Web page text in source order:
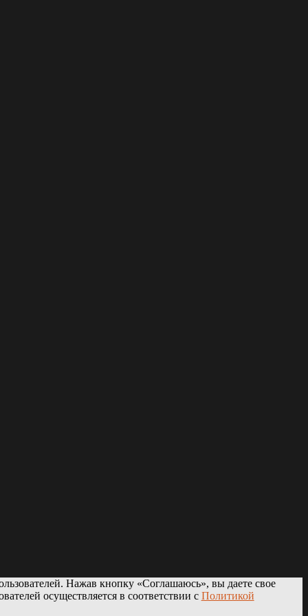
Нажав кнопку «Соглашаюсь», вы даете свое
осуществляется в соответствии с Политикой